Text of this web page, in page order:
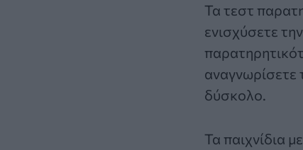
Τα τεστ
ενισχύσετε
αναγνωρίσετε
δύσκολο.
Τα παιχνίδια με